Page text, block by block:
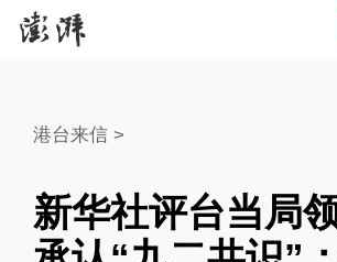
港台来信>
新华社评台当局